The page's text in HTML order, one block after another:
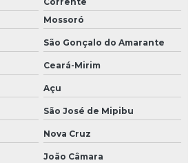
Mossoró
São Gonçalo do Amarante
Ceará-Mirim
Açu
São José de Mipibu
Nova Cruz
João Câmara